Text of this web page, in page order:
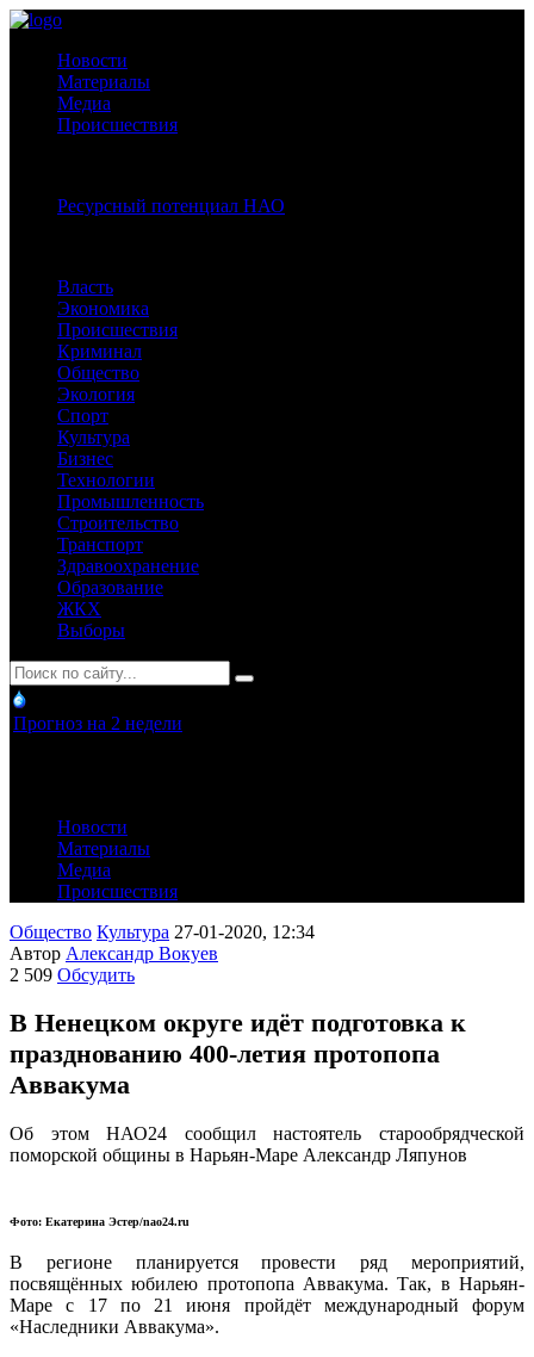
Новости
Материалы
Медиа
Происшествия
Ресурсный потенциал НАО
Власть
Экономика
Происшествия
Криминал
Общество
Экология
Спорт
Культура
Бизнес
Технологии
Промышленность
Строительство
Транспорт
Здравоохранение
Образование
ЖКХ
Выборы
Прогноз на 2 недели
Новости
Материалы
Медиа
Происшествия
Общество Культура 27-01-2020, 12:34
Автор Александр Вокуев
2 509 Обсудить
В Ненецком округе идёт подготовка к
празднованию 400-летия протопопа
Аввакума
Об этом НАО24 сообщил настоятель старообрядческой
поморской общины в Нарьян-Маре Александр Ляпунов
Фото: Екатерина Эстер/nao24.ru
В регионе планируется провести ряд мероприятий,
посвящённых юбилею протопопа Аввакума. Так, в Нарьян-
Маре с 17 по 21 июня пройдёт международный форум
«Наследники Аввакума».